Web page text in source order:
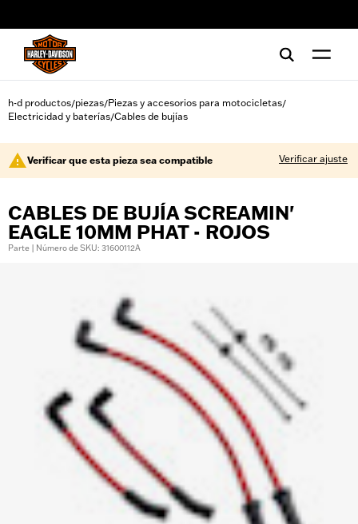
h-d productos/piezas/Piezas y accesorios para motocicletas/
Electricidad y baterías/Cables de bujías
Verificar que esta pieza sea compatible Verificar ajuste
CABLES DE BUJÍA SCREAMIN'
EAGLE 10MM PHAT - ROJOS
Parte | Número de SKU: 31600112A